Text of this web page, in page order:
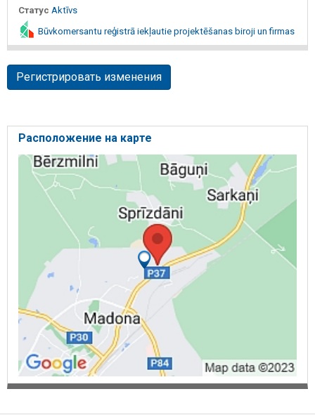
Статус Aktīvs
Būvkomersantu reģistrā iekļautie projektēšanas biroji un firmas
Регистрировать изменения
Расположение на карте